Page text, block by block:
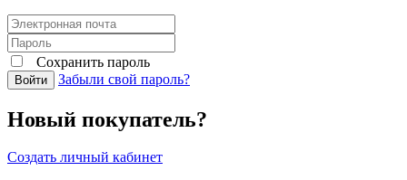
Сохранить пароль
Войти Забыли свой пароль?
Новый покупатель?
Создать личный кабинет